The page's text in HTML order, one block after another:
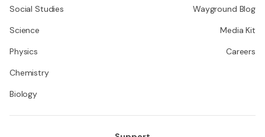
Social Studies
Science
Physics
Chemistry
Biology
Wayground Blog
Media Kit
Careers